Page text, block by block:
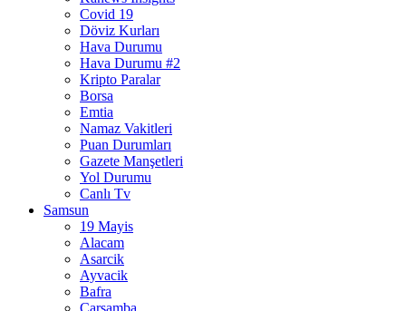
Covid 19
Döviz Kurları
Hava Durumu
Hava Durumu #2
Kripto Paralar
Borsa
Emtia
Namaz Vakitleri
Puan Durumları
Gazete Manşetleri
Yol Durumu
Canlı Tv
Samsun
19 Mayis
Alacam
Asarcik
Ayvacik
Bafra